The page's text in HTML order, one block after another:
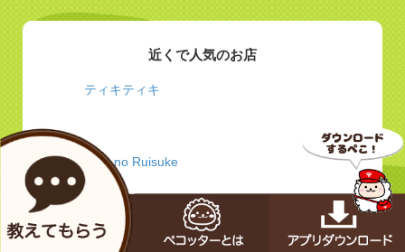
近くで人気のお店
ティキティキ
wine no Ruisuke
うなぎ 浜松家